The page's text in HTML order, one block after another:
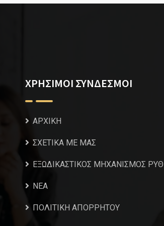
ΧΡΗΣΙΜΟΙ ΣΥΝΔΕΣΜΟΙ
ΑΡΧΙΚΗ
ΣΧΕΤΙΚΑ ΜΕ ΜΑΣ
ΕΞΩΔΙΚΑΣΤΙΚΟΣ ΜΗΧΑΝΙΣΜΟΣ
NEA
ΠΟΛΙΤΙΚΗ ΑΠΟΡΡΗΤΟΥ